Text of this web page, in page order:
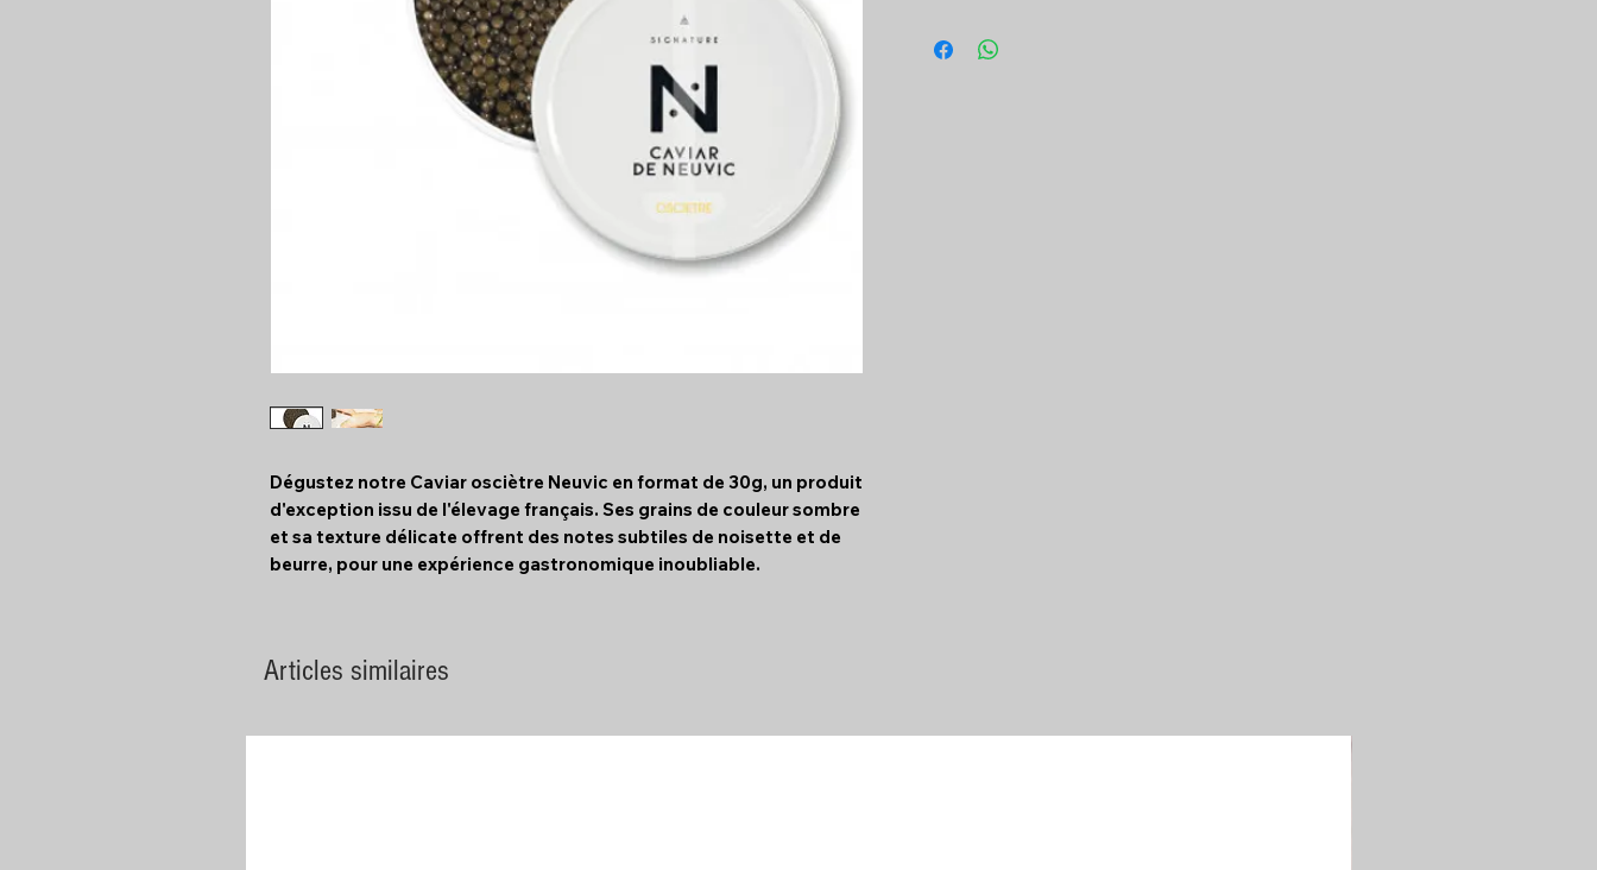
Dégustez notre Caviar osciètre Neuvic en format de 30g, un produit
d'exception issu de l'élevage français. Ses grains de couleur sombre
et sa texture délicate offrent des notes subtiles de noisette et de
beurre, pour une expérience gastronomique inoubliable.
Articles similaires